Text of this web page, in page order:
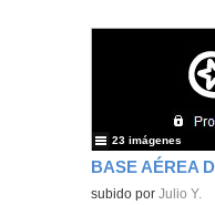
Contenido educativo.
subido porJulio Y.
23 imágenes